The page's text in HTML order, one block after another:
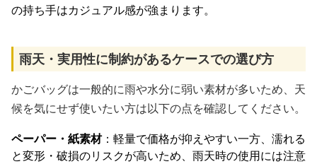
の持ち手はカジュアル感が強まります。
雨天・実用性に制約があるケースでの選び方
かごバッグは一般的に雨や水分に弱い素材が多いため、天
候を気にせず使いたい方は以下の点を確認してください。
ペーパー・紙素材：軽量で価格が抑えやすい一方、濡れる
と変形・破損のリスクが高いため、雨天時の使用には注意